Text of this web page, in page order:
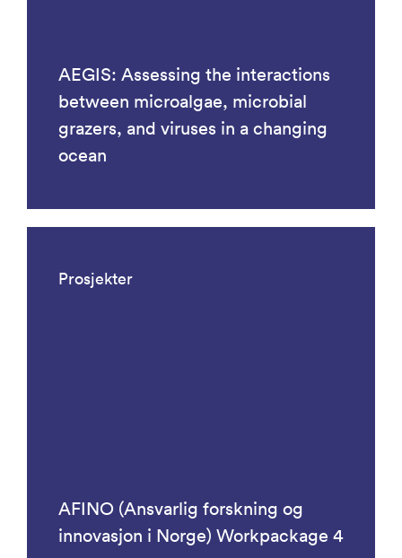
AEGIS: Assessing the interactions
between microalgae, microbial
grazers, and viruses in a changing
ocean
Prosjekter
AFINO (Ansvarlig forskning og
innovasjon i Norge) Workpackage 4